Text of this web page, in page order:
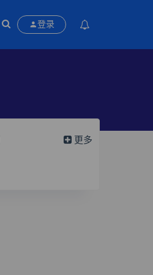
登录
更多